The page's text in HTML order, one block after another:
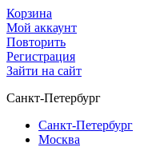
Корзина
Мой аккаунт
Повторить
Регистрация
Зайти на сайт
Санкт-Петербург
Санкт-Петербург
Москва